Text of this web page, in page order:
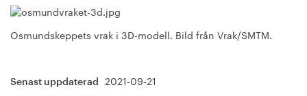
Osmundskeppets vrak i 3D-modell. Bild från Vrak/SMTM.
Senast uppdaterad 2021-09-21